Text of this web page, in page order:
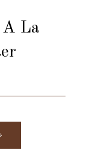
A La